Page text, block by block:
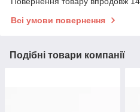
Всі умови повернення
Подібні товари компанії